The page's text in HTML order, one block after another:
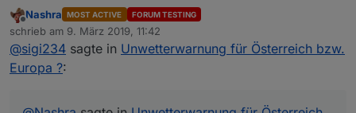
    }
function getUWZLevel (warnName){
var colors = ["green", "darkgreen","yellow"
Seit einiger Zeit wird mir vom UWZ-Script nichts
mehr angezeigt. DWD und andere geben
Unwetterwarnungen raus
Warnzellen-Id im Skript Richtig?
Offline
Nashra MOST ACTIVE FORUM TESTING
schrieb am 9. März 2019, 11:42
zuletzt editiert von
@sigi234 sagte in Unwetterwarnung für Österreich bzw.
Europa ?: